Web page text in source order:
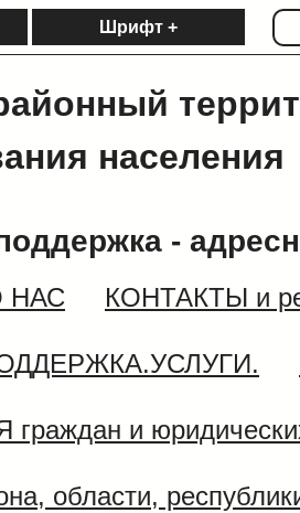
Шрифт +
населения
-
НАС КОНТАКТЫ и
и
области,